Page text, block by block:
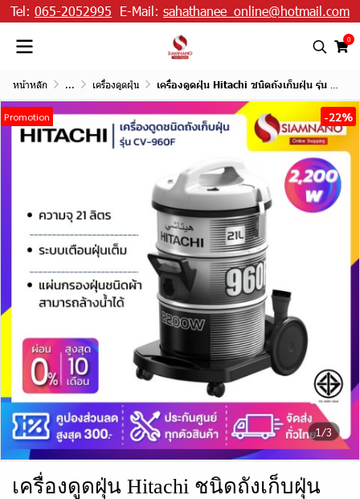
Tel: 065-2052995 E-Mail: sahathanee_online@hotmail.com
0
หน้าหลัก ... เครื่องดูดฝุ่น เครื่องดูดฝุ่น Hitachi ชนิดถังเก็บฝุ่น รุ่น CV-960F ขนาด 2,200 วัตต์ ความจุ 21 ลิตร
1/3
Promotion -22%
เครื่องดูดฝุ่น Hitachi ชนิดถังเก็บฝุ่น